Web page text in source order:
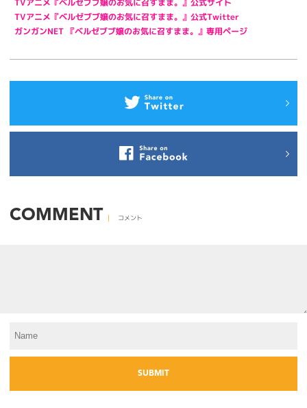
TVアニメ『ベルゼブブ嬢のお気に召すまま。』公式サイト
TVアニメ『ベルゼブブ嬢のお気に召すまま。』公式Twitter
ガンガンNET 『ベルゼブブ嬢のお気に召すまま。』専用ページ
COMMENT コメント